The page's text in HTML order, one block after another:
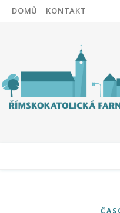
DOMŮ KONTAKT